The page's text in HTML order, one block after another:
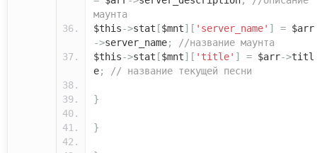
маунта
$this->stat [$mnt][ 'server_name' ] = $arr
->server_name;
//название маунта
$this->stat [$mnt][ 'title' ] = $arr->titl
e; // название текущей песни
}
}